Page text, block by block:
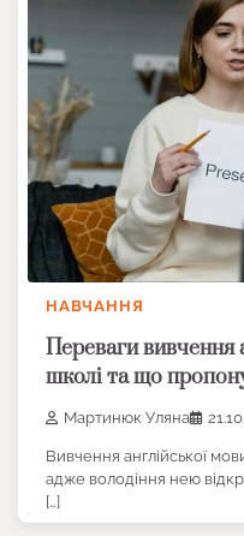
НАВЧАННЯ
Переваги вивчення
школі та що
Мартинюк Уляна
Вивчення англійської
адже володіння нею
[…]